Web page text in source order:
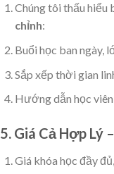
Chúng tôi thấu hiểu
chỉnh:
Buổi học ban ngày,
Sắp xếp thời gian
Hướng dẫn học
5. Giá Cả Hợp Lý
Giá khóa học đầy